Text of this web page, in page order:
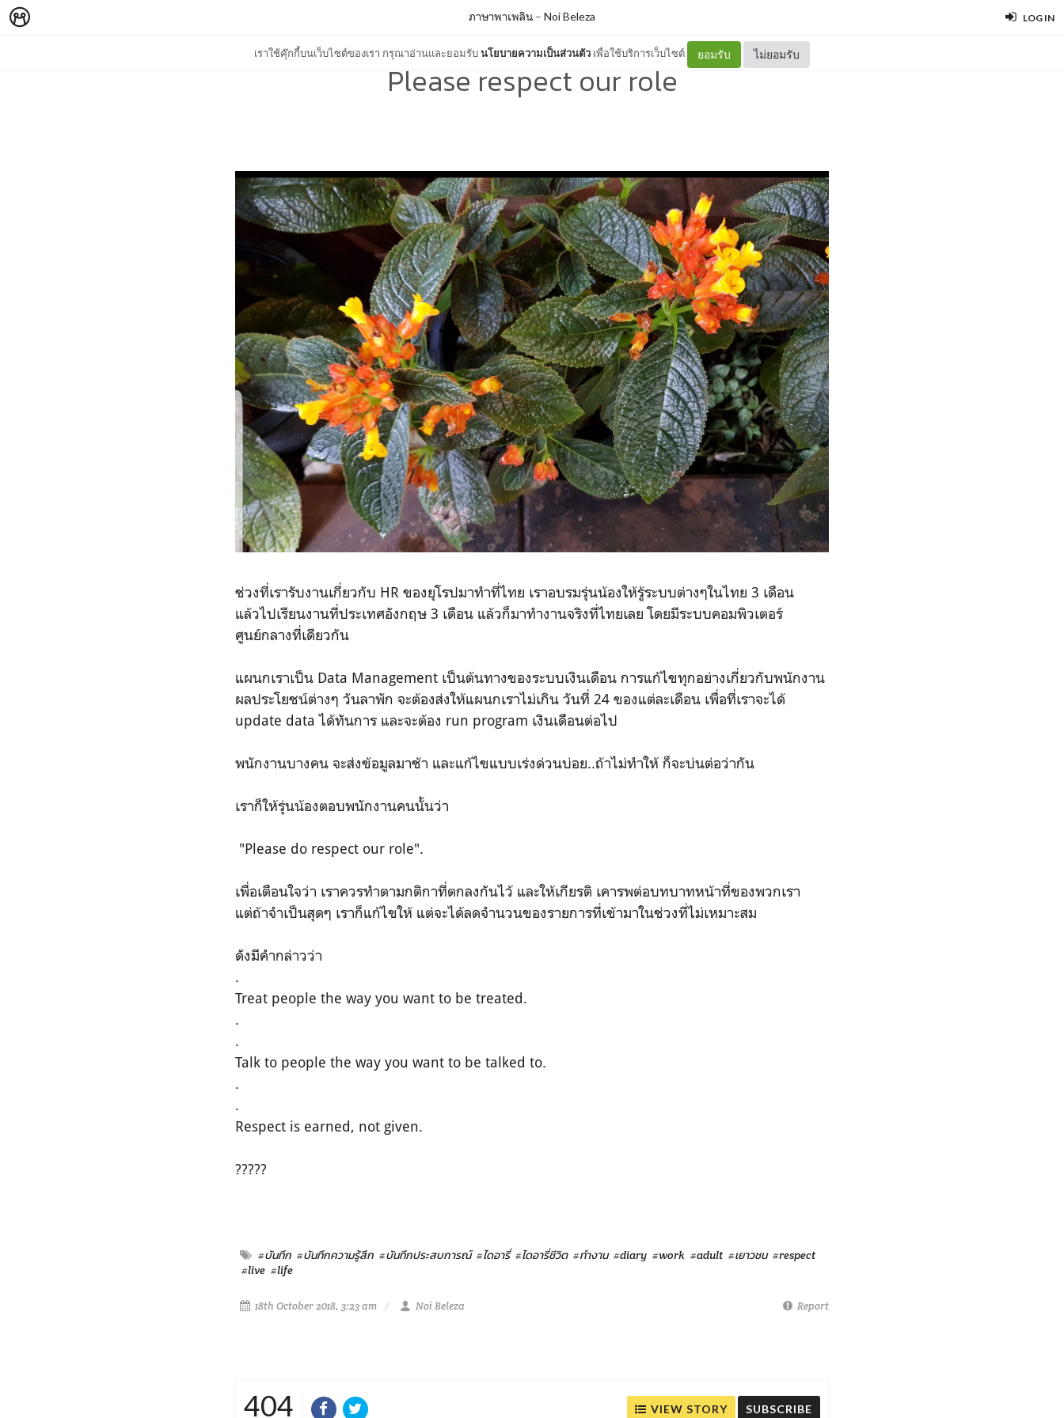
LOG IN
เราใช้คุ๊กกี้บนเว็บไซต์ของเรา กรุณาอ่านและยอมรับนโยบายความเป็นส่วนตัว เพื่อใช้บริการเว็บไซต์ ยอมรับ ไม่ยอมรับ
ภาษาพาเพลิน – Noi Beleza
Please respect our role
ช่วงที่เรารับงานเกี่ยวกับ HR ของยุโรปมาทำที่ไทย เราอบรมรุ่นน้องให้รู้ระบบต่างๆในไทย 3 เดือน
แล้วไปเรียนงานที่ประเทศอังกฤษ 3 เดือน แล้วก็มาทำงานจริงที่ไทยเลย โดยมีระบบคอมพิวเตอร์
ศูนย์กลางที่เดียวกัน
แผนกเราเป็น Data Management เป็นต้นทางของระบบเงินเดือน การแก้ไขทุกอย่างเกี่ยวกับพนักงาน
ผลประโยชน์ต่างๆ วันลาพัก จะต้องส่งให้แผนกเราไม่เกิน วันที่ 24 ของแต่ละเดือน เพื่อที่เราจะได้
update data ได้ทันการ และจะต้อง run program เงินเดือนต่อไป
พนักงานบางคน จะส่งข้อมูลมาช้า และแก้ไขแบบเร่งด่วนบ่อย..ถ้าไม่ทำให้ ก็จะบ่นต่อว่ากัน
เราก็ให้รุ่นน้องตอบพนักงานคนนั้นว่า
"Please do respect our role".
เพื่อเตือนใจว่า เราควรทำตามกติกาที่ตกลงกันไว้ และให้เกียรติ เคารพต่อบทบาทหน้าที่ของพวกเรา
แต่ถ้าจำเป็นสุดๆ เราก็แก้ไขให้ แต่จะได้ลดจำนวนของรายการที่เข้ามาในช่วงที่ไม่เหมาะสม
ดังมีคำกล่าวว่า
.
Treat people the way you want to be treated.
.
.
Talk to people the way you want to be talked to.
.
.
Respect is earned, not given.
?????
#บันทึก #บันทึกความรู้สึก #บันทึกประสบการณ์ #ไดอารี่ #ไดอารี่ชีวิต #ทำงาน #diary #work #adult #เยาวชน #respect
#live #life
18th October 2018, 3:23 am Noi Beleza Report
404 VIEW STORY SUBSCRIBE